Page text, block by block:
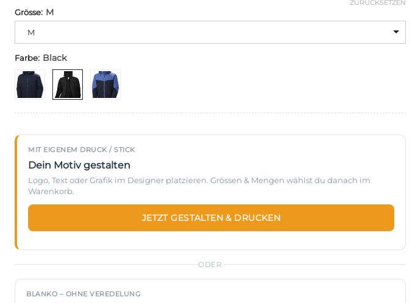
Grösse: M
M
Farbe: Black
ZURÜCKSETZEN
Alternative:
MIT EIGENEM DRUCK / STICK
Dein Motiv gestalten
Logo, Text oder Grafik im Designer platzieren. Grössen & Mengen wählst du danach im
Warenkorb.
JETZT GESTALTEN & DRUCKEN
ODER
BLANKO – OHNE VEREDELUNG